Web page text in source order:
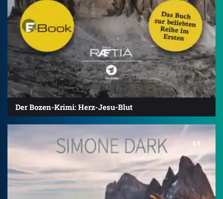
Der Bozen-Krimi: Herz-Jesu-Blut
3.9